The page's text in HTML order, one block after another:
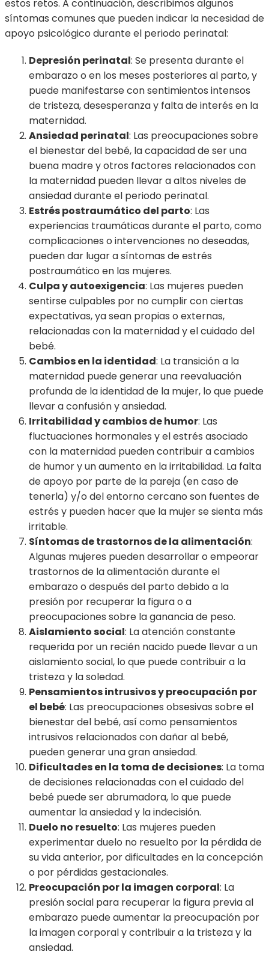
estos retos. A continuación, describimos algunos
síntomas comunes que pueden indicar la necesidad de
apoyo psicológico durante el periodo perinatal:
Depresión perinatal: Se presenta durante el
embarazo o en los meses posteriores al parto, y
puede manifestarse con sentimientos intensos
de tristeza, desesperanza y falta de interés en la
maternidad.
Ansiedad perinatal: Las preocupaciones sobre
el bienestar del bebé, la capacidad de ser una
buena madre y otros factores relacionados con
la maternidad pueden llevar a altos niveles de
ansiedad durante el periodo perinatal.
Estrés postraumático del parto: Las
experiencias traumáticas durante el parto, como
complicaciones o intervenciones no deseadas,
pueden dar lugar a síntomas de estrés
postraumático en las mujeres.
Culpa y autoexigencia: Las mujeres pueden
sentirse culpables por no cumplir con ciertas
expectativas, ya sean propias o externas,
relacionadas con la maternidad y el cuidado del
bebé.
Cambios en la identidad: La transición a la
maternidad puede generar una reevaluación
profunda de la identidad de la mujer, lo que puede
llevar a confusión y ansiedad.
Irritabilidad y cambios de humor: Las
fluctuaciones hormonales y el estrés asociado
con la maternidad pueden contribuir a cambios
de humor y un aumento en la irritabilidad. La falta
de apoyo por parte de la pareja (en caso de
tenerla) y/o del entorno cercano son fuentes de
estrés y pueden hacer que la mujer se sienta más
irritable.
Síntomas de trastornos de la alimentación:
Algunas mujeres pueden desarrollar o empeorar
trastornos de la alimentación durante el
embarazo o después del parto debido a la
presión por recuperar la figura o a
preocupaciones sobre la ganancia de peso.
Aislamiento social: La atención constante
requerida por un recién nacido puede llevar a un
aislamiento social, lo que puede contribuir a la
tristeza y la soledad.
Pensamientos intrusivos y preocupación por
el bebé: Las preocupaciones obsesivas sobre el
bienestar del bebé, así como pensamientos
intrusivos relacionados con dañar al bebé,
pueden generar una gran ansiedad.
Dificultades en la toma de decisiones: La toma
de decisiones relacionadas con el cuidado del
bebé puede ser abrumadora, lo que puede
aumentar la ansiedad y la indecisión.
Duelo no resuelto: Las mujeres pueden
experimentar duelo no resuelto por la pérdida de
su vida anterior, por dificultades en la concepción
o por pérdidas gestacionales.
Preocupación por la imagen corporal: La
presión social para recuperar la figura previa al
embarazo puede aumentar la preocupación por
la imagen corporal y contribuir a la tristeza y la
ansiedad.